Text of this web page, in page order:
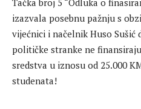
Tačka broj 5 “Odluka o
izazvala posebnu pažnju s
vijećnici i načelnik Huso Sušić
političke stranke ne
sredstva u iznosu od 25.000
studenata!